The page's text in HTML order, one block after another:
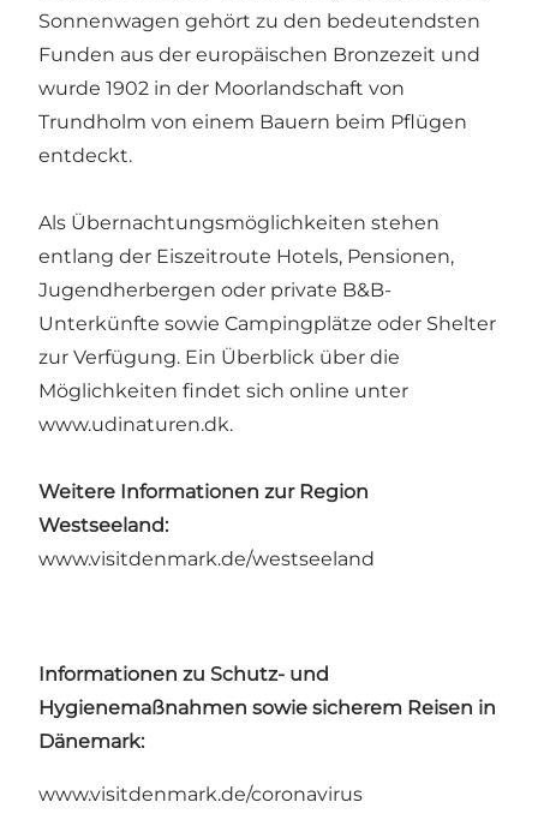
Sonnenwagen gehört zu den bedeutendsten
Funden aus der europäischen Bronzezeit und
wurde 1902 in der Moorlandschaft von
Trundholm von einem Bauern beim Pflügen
entdeckt.
Als Übernachtungsmöglichkeiten stehen
entlang der Eiszeitroute Hotels, Pensionen,
Jugendherbergen oder private B&B-
Unterkünfte sowie Campingplätze oder Shelter
zur Verfügung. Ein Überblick über die
Möglichkeiten findet sich online unter
www.udinaturen.dk.
Weitere Informationen zur Region
Westseeland:
www.visitdenmark.de/westseeland
Informationen zu Schutz- und
Hygienemaßnahmen sowie sicherem Reisen in
Dänemark:
www.visitdenmark.de/coronavirus